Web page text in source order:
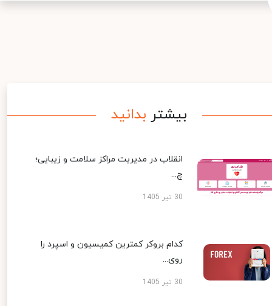
بیشتر بدانید
انقلاب در مدیریت مراکز سلامت و زیبایی؛
چ...
30 تیر 1405
کدام بروکر کمترین کمیسیون و اسپرد را
روی...
30 تیر 1405